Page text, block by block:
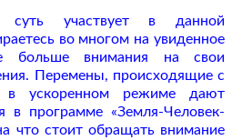
суть участвует в данной
во многом на увиденное
больше внимания на свои
Перемены, происходящие с
ускоренном режиме дают
в программе «Земля-Человек-
что стоит обращать внимание